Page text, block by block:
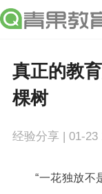
真正的教
棵树
经验分享 | 01-23
“一花独放不是